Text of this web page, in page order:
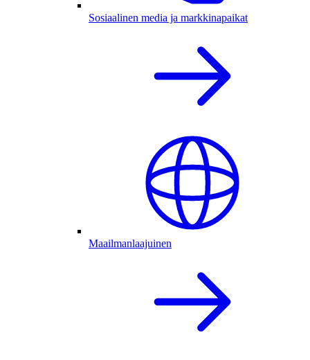
Sosiaalinen media ja markkinapaikat
Maailmanlaajuinen